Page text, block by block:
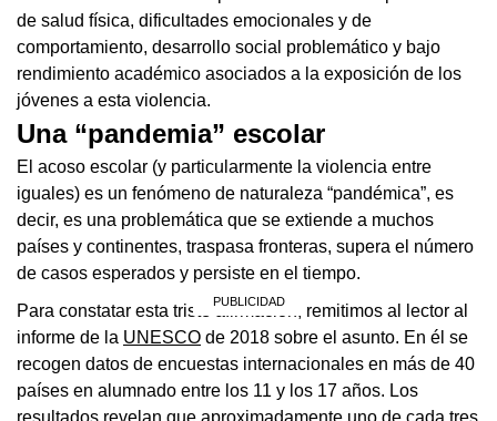
de salud física, dificultades emocionales y de
comportamiento, desarrollo social problemático y bajo
rendimiento académico asociados a la exposición de los
jóvenes a esta violencia.
Una “pandemia” escolar
El acoso escolar (y particularmente la violencia entre
iguales) es un fenómeno de naturaleza “pandémica”, es
decir, es una problemática que se extiende a muchos
países y continentes, traspasa fronteras, supera el número
de casos esperados y persiste en el tiempo.
Para constatar esta triste afirmación, remitimos al lector al
informe de la UNESCO de 2018 sobre el asunto. En él se
recogen datos de encuestas internacionales en más de 40
países en alumnado entre los 11 y los 17 años. Los
resultados revelan que aproximadamente uno de cada tres